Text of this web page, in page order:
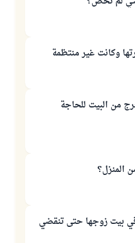
وكانت غير منتظمة
من البيت للحاجة
المنزل؟
في بيت زوجها حتى تنقضي